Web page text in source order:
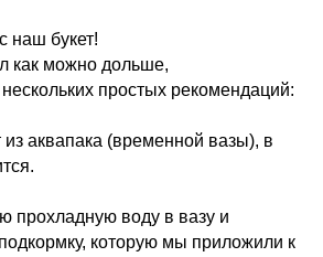
наш букет!
как можно дольше,
простых рекомендаций:
из аквапака (временной вазы), в
прохладную воду в вазу и
которую мы приложили к